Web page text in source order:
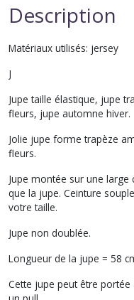
Description
Matériaux utilisés: jersey
J
Jupe taille élastique, jupe
fleurs, jupe automne hiver.
Jolie jupe forme trapèze
fleurs.
Jupe montée sur une
que la jupe. Ceinture
votre taille.
Jupe non doublée.
Longueur de la jupe = 58
Cette jupe peut être